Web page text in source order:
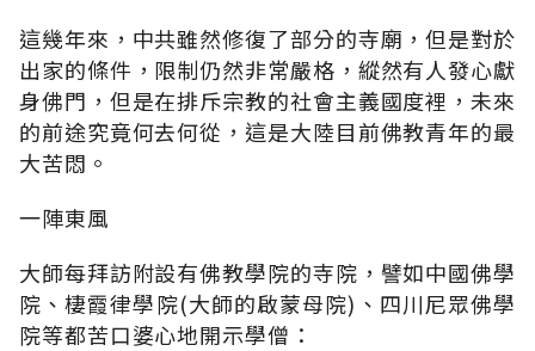
這幾年來，中共雖然修復了部分的寺廟，但是對於
出家的條件，限制仍然非常嚴格，縱然有人發心獻
身佛門，但是在排斥宗教的社會主義國度裡，未來
的前途究竟何去何從，這是大陸目前佛教青年的最
大苦悶。
一陣東風
大師每拜訪附設有佛教學院的寺院，譬如中國佛學
院、棲霞律學院(大師的啟蒙母院)、四川尼眾佛學
院等都苦口婆心地開示學僧：